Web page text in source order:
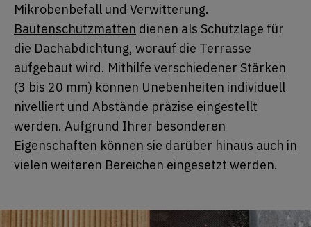
Mikrobenbefall und Verwitterung.
Bautenschutzmatten dienen als Schutzlage für
die Dachabdichtung, worauf die Terrasse
aufgebaut wird. Mithilfe verschiedener Stärken
(3 bis 20 mm) können Unebenheiten individuell
nivelliert und Abstände präzise eingestellt
werden. Aufgrund Ihrer besonderen
Eigenschaften können sie darüber hinaus auch in
vielen weiteren Bereichen eingesetzt werden.